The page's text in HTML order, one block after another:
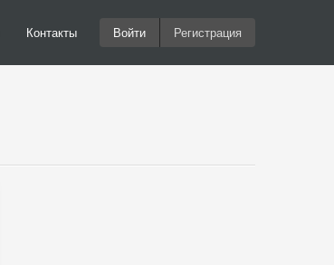
Контакты Войти Регистрация